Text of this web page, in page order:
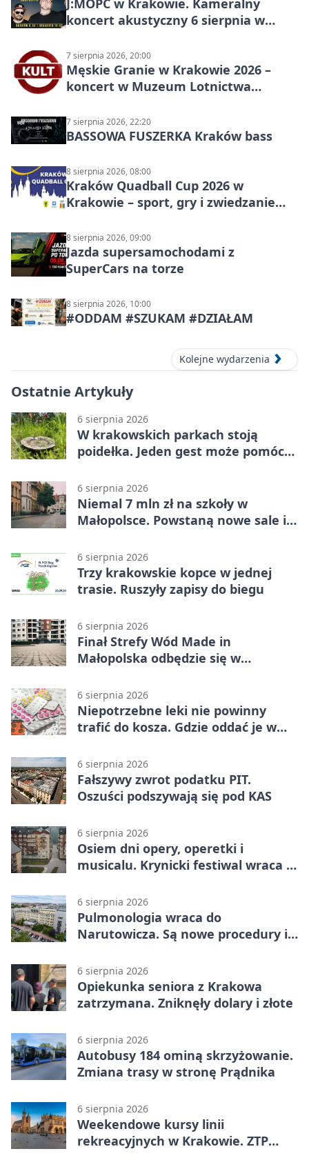
koncert akustyczny 6 sierpnia w
7 sierpnia 2026, 20:00
Męskie Granie w Krakowie 2026 –
koncert w Muzeum Lotnictwa
7 sierpnia 2026, 22:20
BASSOWA FUSZERKA Kraków bass
8 sierpnia 2026, 08:00
Kraków Quadball Cup 2026 w
Krakowie – sport, gry i zwiedzanie
8 sierpnia 2026, 09:00
Jazda supersamochodami z
SuperCars na torze
8 sierpnia 2026, 10:00
#ODDAM #SZUKAM #DZIAŁAM
Kolejne wydarzenia
Ostatnie Artykuły
6 sierpnia 2026
W krakowskich parkach stoją
poidełka. Jeden gest może pomóc
6 sierpnia 2026
Niemal 7 mln zł na szkoły w
Małopolsce. Powstaną nowe sale i
6 sierpnia 2026
Trzy krakowskie kopce w jednej
trasie. Ruszyły zapisy do biegu
6 sierpnia 2026
Finał Strefy Wód Made in
Małopolska odbędzie się w
6 sierpnia 2026
Niepotrzebne leki nie powinny
trafić do kosza. Gdzie oddać je w
6 sierpnia 2026
Fałszywy zwrot podatku PIT.
Oszuści podszywają się pod KAS
6 sierpnia 2026
Osiem dni opery, operetki i
musicalu. Krynicki festiwal wraca z
6 sierpnia 2026
Pulmonologia wraca do
Narutowicza. Są nowe procedury i
6 sierpnia 2026
Opiekunka seniora z Krakowa
zatrzymana. Zniknęły dolary i złote
6 sierpnia 2026
Autobusy 184 ominą skrzyżowanie.
Zmiana trasy w stronę Prądnika
6 sierpnia 2026
Weekendowe kursy linii
rekreacyjnych w Krakowie. ZTP